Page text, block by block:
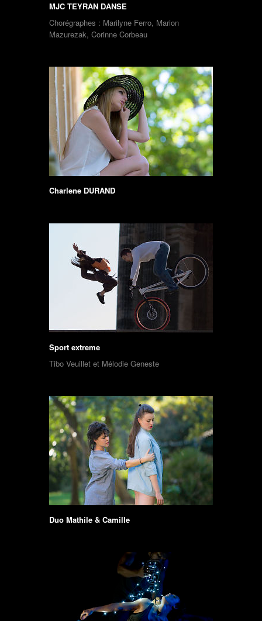
MJC TEYRAN DANSE
Chorégraphes : Marilyne Ferro, Marion
Mazurezak, Corinne Corbeau
Charlene DURAND
Sport extreme
Tibo Veuillet et Mélodie Geneste
Duo Mathile & Camille